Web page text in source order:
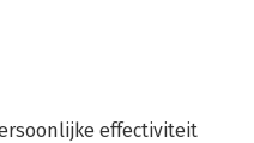
effectiviteit